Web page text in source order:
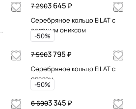
3 645 ₽
7 290
Серебряное кольцо EILAT с
зеленым ониксом
-50%
3 795 ₽
7 590
Серебряное кольцо EILAT с
опалом
-50%
3 345 ₽
6 690